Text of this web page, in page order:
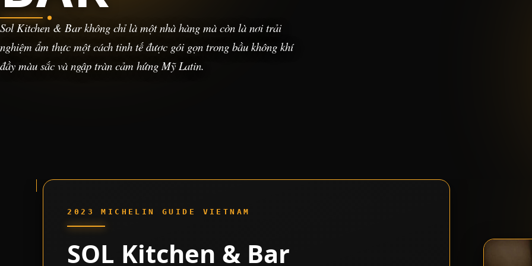
Sol Kitchen & Bar không chỉ là một nhà hàng mà còn là nơi trải
nghiệm ẩm thực một cách tinh tế được gói gọn trong bầu không khí
đầy màu sắc và ngập tràn cảm hứng Mỹ Latin.
2023 MICHELIN GUIDE VIETNAM
SOL Kitchen & Bar